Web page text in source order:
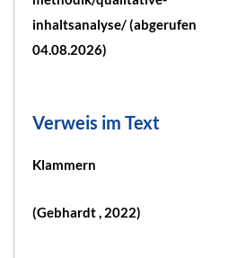
inhaltsanalyse/ (abgerufen
04.08.2026)
Verweis im Text
Klammern
(Gebhardt , 2022)